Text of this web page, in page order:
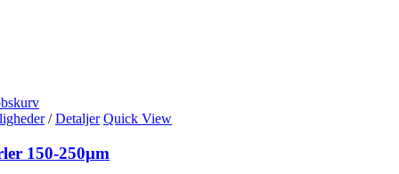
/ Detaljer Quick View
150-250μm